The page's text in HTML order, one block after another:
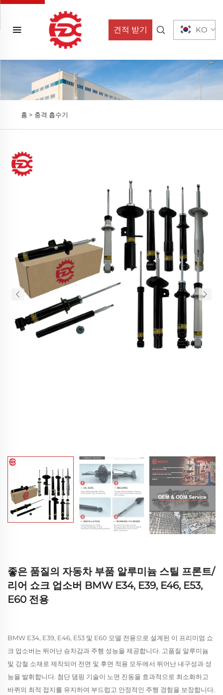
견적 받기 KO
홈 > 충격 흡수기
좋은 품질의 자동차 부품 알루미늄 스틸 프론트/
리어 쇼크 업소버 BMW E34, E39, E46, E53,
E60 전용
BMW E34, E39, E46, E53 및 E60 모델 전용으로 설계된 이 프리미엄 쇼
크 업소버는 뛰어난 승차감과 주행 성능을 제공합니다. 고품질 알루미늄
및 강철 소재로 제작되어 전면 및 후면 적용 모두에서 뛰어난 내구성과 성
능을 발휘합니다. 첨단 댐핑 기술이 노면 진동을 효과적으로 최소화하고
바퀴의 최적 접지를 유지하여 부드럽고 안정적인 주행 경험을 보장합니다.